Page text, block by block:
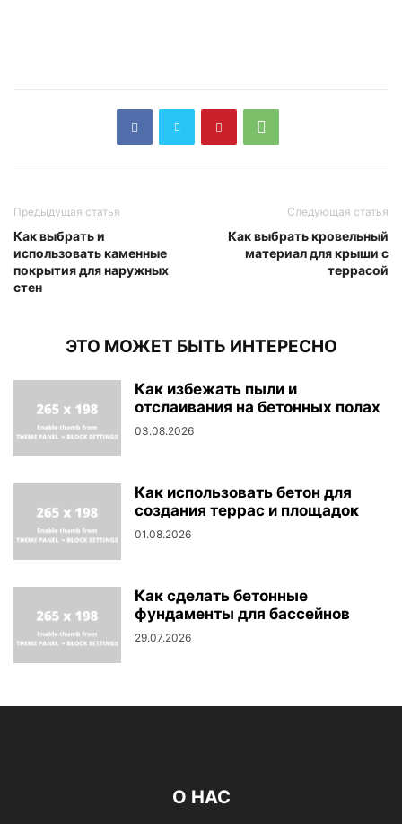
Предыдущая статья
Как выбрать и
использовать каменные
покрытия для наружных
стен
Следующая статья
Как выбрать кровельный
материал для крыши с
террасой
ЭТО МОЖЕТ БЫТЬ ИНТЕРЕСНО
Как избежать пыли и
отслаивания на бетонных полах
03.08.2026
Как использовать бетон для
создания террас и площадок
01.08.2026
Как сделать бетонные
фундаменты для бассейнов
29.07.2026
О НАС